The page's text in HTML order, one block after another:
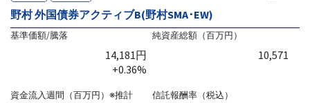
野村 外国債券アクティブB(野村SMA･EW)
基準価額/騰落
14,181円
+0.36%
純資産総額（百万円）
10,571
資金流入週間（百万円）※推計 信託報酬率（税込）